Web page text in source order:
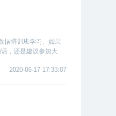
据培训班学习。如果
，还是建议参加大数
2020-06-17 17:33:07